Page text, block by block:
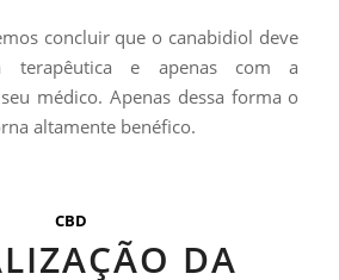
concluir que o canabidiol deve
terapêutica e apenas com a
médico. Apenas dessa forma o
altamente benéfico.
CBD
DA